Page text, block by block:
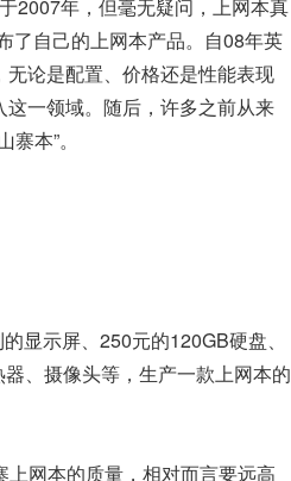
年，但毫无疑问，上网本真
了自己的上网本产品。自08年英
无论是配置、价格还是性能表现
一领域。随后，许多之前从来
本”。
示屏、250元的120GB硬盘、
、摄像头等，生产一款上网本的
网本的质量，相对而言要远高